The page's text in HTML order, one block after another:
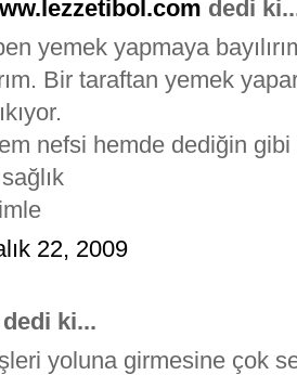
dedi
yemek yapmaya
Bir taraftan yemek
nefsi hemde dediğin
22, 2009
dedi ki...
yoluna girmesine çok